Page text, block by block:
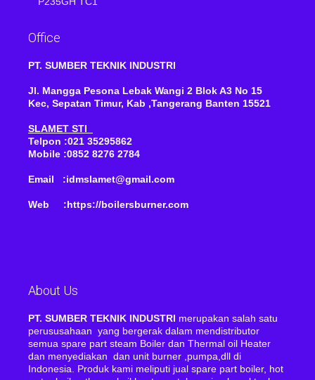
Office
PT. SUMBER TEKNIK INDUSTRI
Jl. Mangga Pesona Lebak Wangi 2 Blok A3 No 15
Kec, Sepatan Timur, Kab ,Tangerang Banten 15521
SLAMET STI
Telpon :021 35295862
Mobile :0852 8276 2784
Email :idmslamet@gmail.com
Web :https://boilersburner.com
About Us
PT. SUMBER TEKNIK INDUSTRI merupakan salah satu
perususahaan yang bergerak dalam mendistributor
semua spare part steam Boiler dan Thermal oil Heater
dan menyediakan dan unit burner ,pumpa,dll di
Indonesia. Produk kami meliputi jual spare part boiler, hot